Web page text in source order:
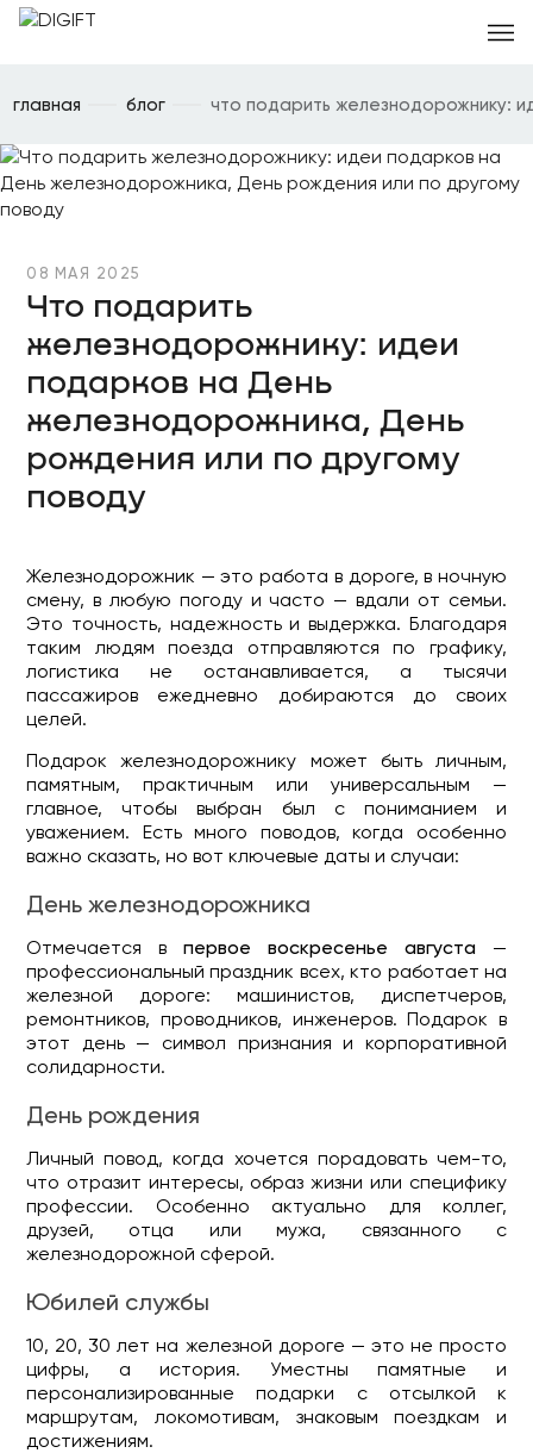
главная блог что подарить железнодорожнику:
08 МАЯ 2025
Что подарить
железнодорожнику: идеи
подарков на День
железнодорожника, День
рождения или по другому
поводу
Железнодорожник — это работа в дороге, в ночную
смену, в любую погоду и часто — вдали от семьи.
Это точность, надежность и выдержка. Благодаря
таким людям поезда отправляются по графику,
логистика не останавливается, а тысячи
пассажиров ежедневно добираются до своих
целей.
Подарок железнодорожнику может быть личным,
памятным, практичным или универсальным —
главное, чтобы выбран был с пониманием и
уважением. Есть много поводов, когда особенно
важно сказать, но вот ключевые даты и случаи:
День железнодорожника
Отмечается в первое воскресенье августа —
профессиональный праздник всех, кто работает на
железной дороге: машинистов, диспетчеров,
ремонтников, проводников, инженеров. Подарок в
этот день — символ признания и корпоративной
солидарности.
День рождения
Личный повод, когда хочется порадовать чем-то,
что отразит интересы, образ жизни или специфику
профессии. Особенно актуально для коллег,
друзей, отца или мужа, связанного с
железнодорожной сферой.
Юбилей службы
10, 20, 30 лет на железной дороге — это не просто
цифры, а история. Уместны памятные и
персонализированные подарки с отсылкой к
маршрутам, локомотивам, знаковым поездкам и
достижениям.